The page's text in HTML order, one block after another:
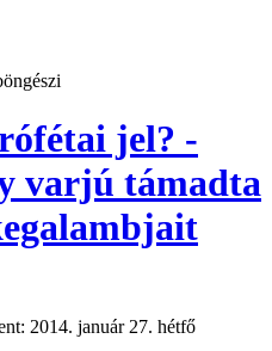
jel? -
varjú támadta
2014. január 27. hétfő